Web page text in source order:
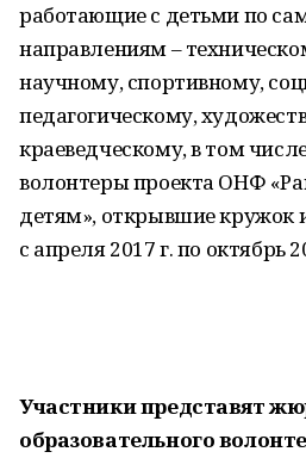
работающие с детьми по
направлениям –
научному, спортивному,
педагогическому,
краеведческому, в том
волонтеры проекта ОНФ
детям», открывшие кружок
с апреля 2017 г. по октябрь
Участники представят
образовательного